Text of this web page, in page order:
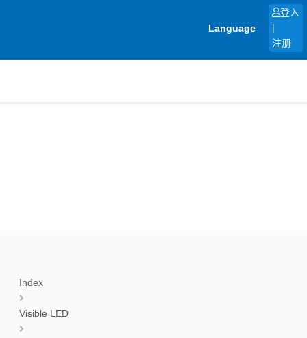
Language
登入
注册
Index
Visible LED